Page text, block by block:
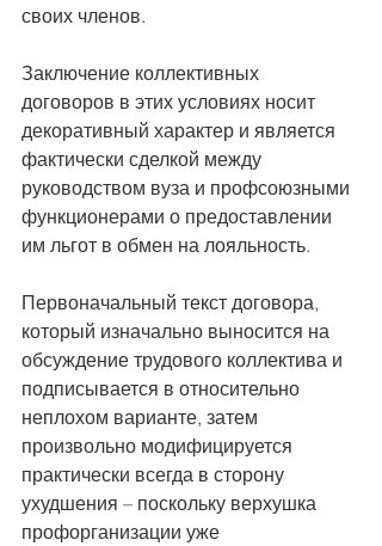
своих членов.
Заключение коллективных
договоров в этих условиях носит
декоративный характер и является
фактически сделкой между
руководством вуза и профсоюзными
функционерами о предоставлении
им льгот в обмен на лояльность.
Первоначальный текст договора,
который изначально выносится на
обсуждение трудового коллектива и
подписывается в относительно
неплохом варианте, затем
произвольно модифицируется
практически всегда в сторону
ухудшения – поскольку верхушка
профорганизации уже